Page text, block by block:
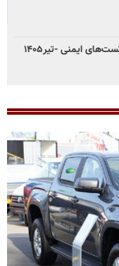
ایمنی -تیر۱۴۰۵